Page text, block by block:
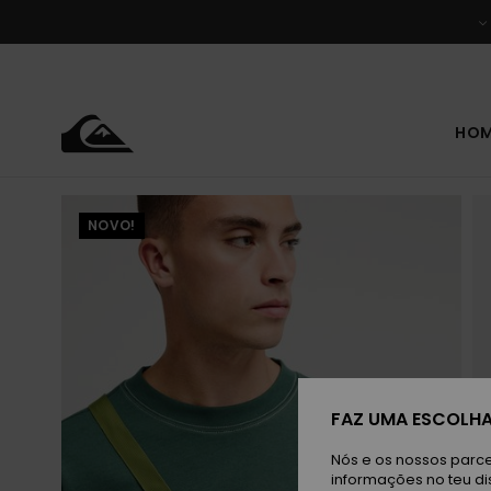
do
NOVO!
FAZ UMA
Nós e os nossos
informações no teu